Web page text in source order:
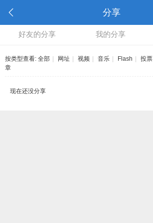
分享
好友的分享 我的分享
按类型查看: 全部 网址 视频 音乐 Flash 投票
章
现在还没分享